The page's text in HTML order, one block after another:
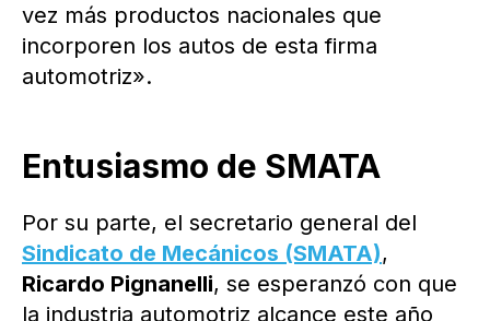
vez más productos nacionales que
incorporen los autos de esta firma
automotriz».
Entusiasmo de SMATA
Por su parte, el secretario general del
Sindicato de Mecánicos (SMATA),
Ricardo Pignanelli, se esperanzó con que
la industria automotriz alcance este año